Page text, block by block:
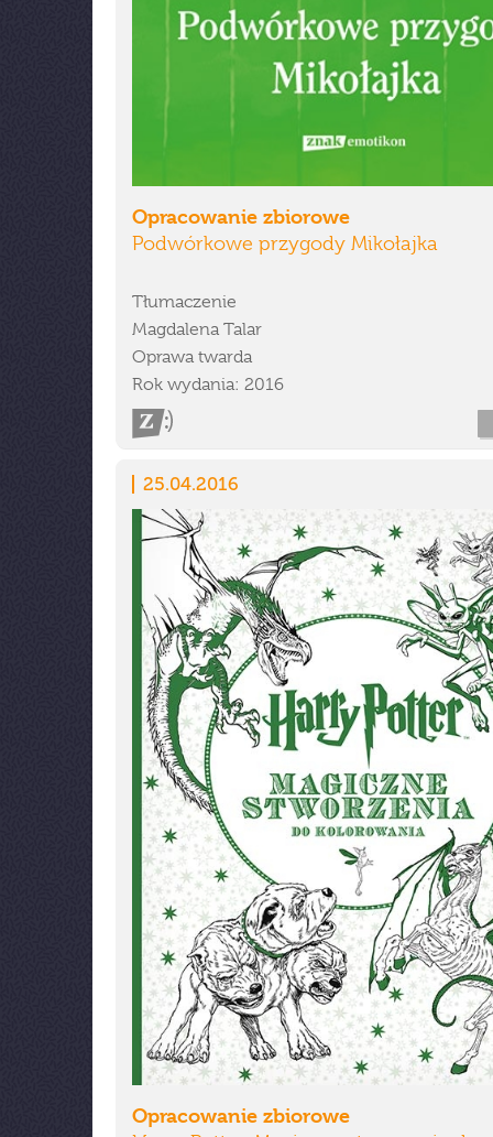
Opracowanie zbiorowe
Podwórkowe przygody Mikołajka
Tłumaczenie
Magdalena Talar
Oprawa twarda
Rok wydania: 2016
25.04.2016
Opracowanie zbiorowe